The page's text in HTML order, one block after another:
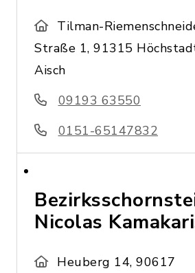
Tilman-
Straße 1, 91315
Aisch
09193 63550
0151-65147832
Nicolas
Heuberg 14, 90617